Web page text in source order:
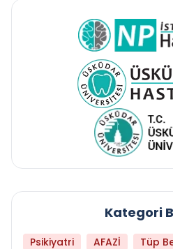
Kategori
Psikiyatri AFAZİ
Tüp